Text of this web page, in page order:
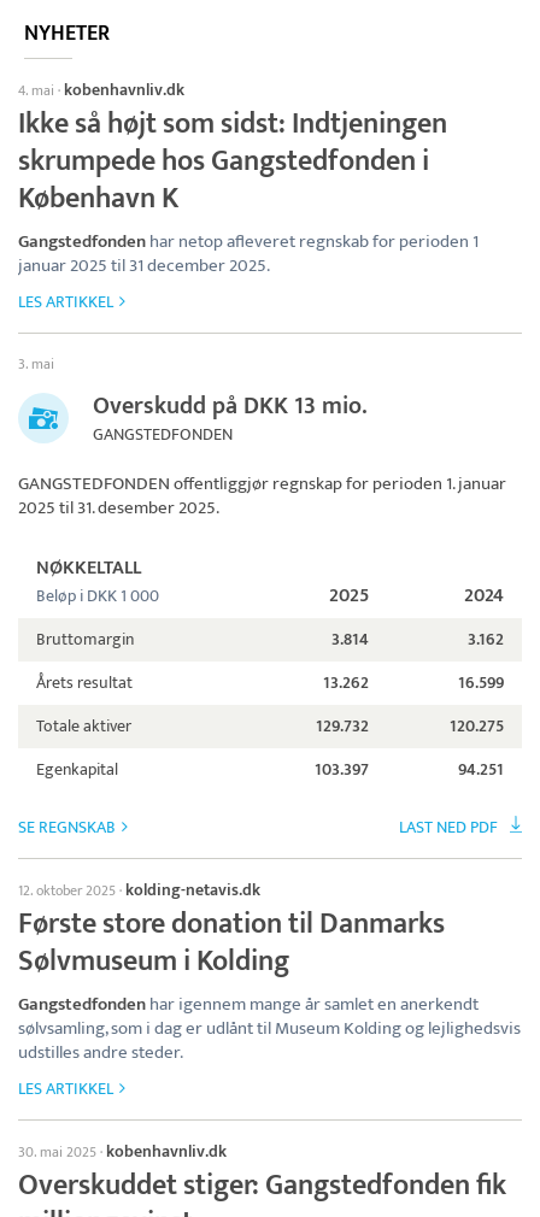
NYHETER
4. mai · kobenhavnliv.dk
Ikke så højt som sidst: Indtjeningen
skrumpede hos Gangstedfonden i
København K
Gangstedfondenhar netop afleveret regnskab for perioden 1
januar 2025 til 31 december 2025.
LES ARTIKKEL
3. mai
Overskudd på DKK 13 mio.
GANGSTEDFONDEN
GANGSTEDFONDENoffentliggjør regnskap for perioden 1. januar
2025 til 31. desember 2025.
NØKKELTALL
Beløp i DKK 1 000 2025 2024
Bruttomargin 3.814
3.162
Årets resultat
13.262
16.599
Totale aktiver
129.732
120.275
Egenkapital
103.397 94.251
SE REGNSKAB LAST NED PDF
12. oktober 2025· kolding-netavis.dk
Første store donation til Danmarks
Sølvmuseum i Kolding
Gangstedfondenhar igennem mange år samlet en anerkendt
sølvsamling, som i dag er udlånt til Museum Kolding og lejlighedsvis
udstilles andre steder.
LES ARTIKKEL
30. mai 2025· kobenhavnliv.dk
Overskuddet stiger: Gangstedfonden fik